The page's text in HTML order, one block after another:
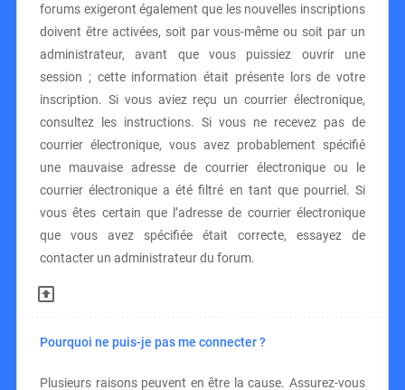
forums exigeront également que les nouvelles inscriptions
doivent être activées, soit par vous-même ou soit par un
administrateur, avant que vous puissiez ouvrir une
session ; cette information était présente lors de votre
inscription. Si vous aviez reçu un courrier électronique,
consultez les instructions. Si vous ne recevez pas de
courrier électronique, vous avez probablement spécifié
une mauvaise adresse de courrier électronique ou le
courrier électronique a été filtré en tant que pourriel. Si
vous êtes certain que l’adresse de courrier électronique
que vous avez spécifiée était correcte, essayez de
contacter un administrateur du forum.
Pourquoi ne puis-je pas me connecter ?
Plusieurs raisons peuvent en être la cause. Assurez-vous